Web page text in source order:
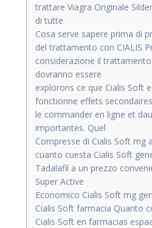
trattare Viagra Originale
di tutte
Cosa serve sapere prima di
del trattamento con CIALIS
considerazione il
dovranno essere
explorons ce que Cialis Soft
fonctionne effets
le commander en ligne et
importantes. Quel
Compresse di Cialis Soft mg
cuanto cuesta Cialis Soft
Tadalafil a un prezzo
Super Active
Economico Cialis Soft mg
Cialis Soft farmacia Quanto
Cialis Soft en farmacias